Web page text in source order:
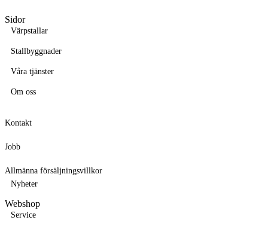
Sidor
Värpstallar
Stallbyggnader
Våra tjänster
Om oss
Kontakt
Jobb
Allmänna försäljningsvillkor
Nyheter
Webshop
Service